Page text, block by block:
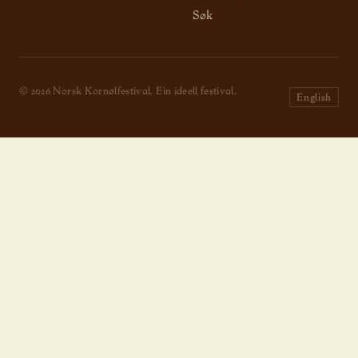
Søk
© 2026 Norsk Kornølfestival. Ein ideell festival.
English